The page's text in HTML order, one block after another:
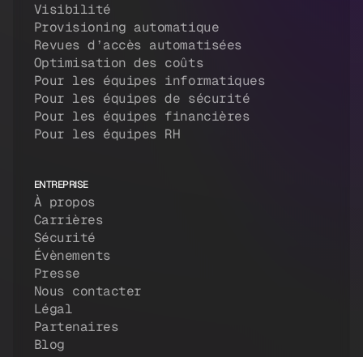
Visibilité
Provisioning automatique
Revues d’accès automatisées
Optimisation des coûts
Pour les équipes informatiques
Pour les équipes de sécurité
Pour les équipes financières
Pour les équipes RH
ENTREPRISE
À propos
Carrières
Sécurité
Évènements
Presse
Nous contacter
Légal
Partenaires
Blog